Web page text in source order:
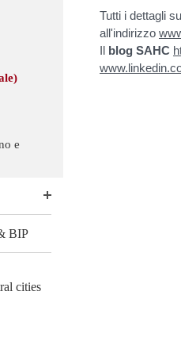
e
BIP
cities
Tutti i dettagli
all'indirizzo
Il blog SAHC